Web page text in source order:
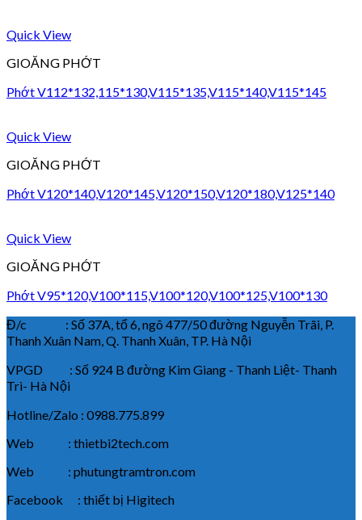
Quick View
GIOĂNG PHỚT
Phớt V112*132,115*130,V115*135,V115*140,V115*145
Quick View
GIOĂNG PHỚT
Phớt V120*140,V120*145,V120*150,V120*180,V125*140
Quick View
GIOĂNG PHỚT
Phớt V95*120,V100*115,V100*120,V100*125,V100*130
Đ/c : Số 37A, tổ 6, ngõ 477/50 đường Nguyễn Trãi, P.
Thanh Xuân Nam, Q. Thanh Xuân, TP. Hà Nội
VPGD : Số 924 B đường Kim Giang - Thanh Liệt- Thanh
Trì- Hà Nội
Hotline/Zalo : 0988.775.899
Web : thietbi2tech.com
Web : phutungtramtron.com
Facebook : thiết bị Higitech